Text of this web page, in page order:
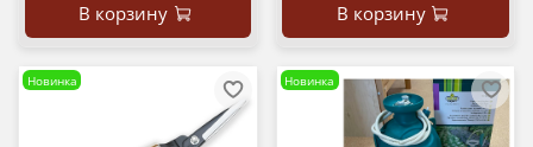
В корзину В корзину
Новинка Новинка